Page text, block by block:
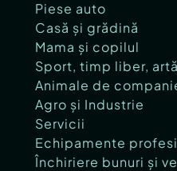
Piese auto
Casă și grădină
Mama și copilul
Sport, timp liber, artă
Animale de
Agro și Industrie
Servicii
Echipamente
Închiriere bunuri și